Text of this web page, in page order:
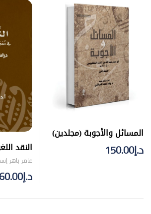
المسائل والأجوبة (مجلدين)
– تجليد فني
د.إ150.00 النقد
العقد
عامر باهر
د.إ60.00